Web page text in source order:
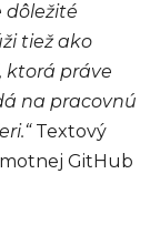
dôležité
tiež ako
ktorá práve
na pracovnú
Textový
GitHub